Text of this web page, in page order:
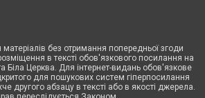
без отримання попередньої згоди
в тексті обов'язкового посилання на
Біла Церква. Для інтернет-видань обов'язкове
для пошукових систем гіперпосилання
другого абзацу в тексті або в якості джерела.